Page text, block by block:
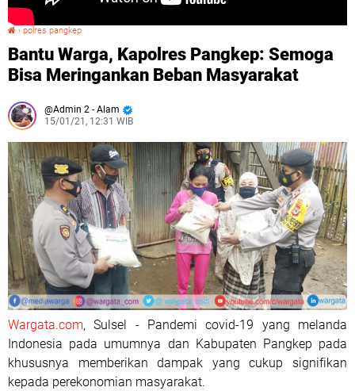
› polres pangkep
Bantu Warga, Kapolres Pangkep: Semoga
Bisa Meringankan Beban Masyarakat
Admin 2 - Alam
15/01/21, 12:31 WIB
Wargata.com, Sulsel - Pandemi covid-19 yang melanda
Indonesia pada umumnya dan Kabupaten Pangkep pada
khususnya memberikan dampak yang cukup signifikan
kepada perekonomian masyarakat.